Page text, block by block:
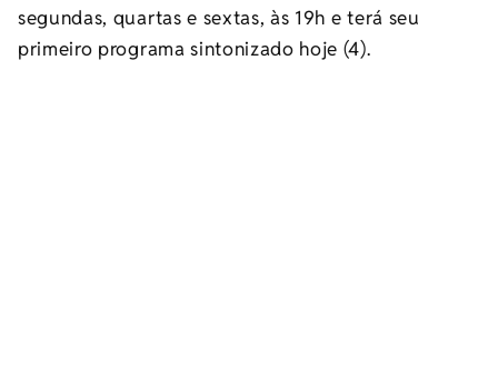
segundas, quartas e sextas, às 19h e terá seu
primeiro programa sintonizado hoje (4).